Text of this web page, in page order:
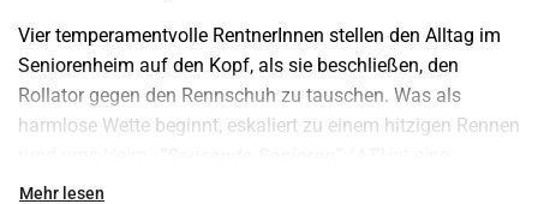
Vier temperamentvolle RentnerInnen stellen den Alltag im
Seniorenheim auf den Kopf, als sie beschließen, den
Rollator gegen den Rennschuh zu tauschen. Was als
harmlose Wette beginnt, eskaliert zu einem hitzigen Rennen
liebevoll-chaotische Komödie über die Erkenntnis, dass
Mehr lesen